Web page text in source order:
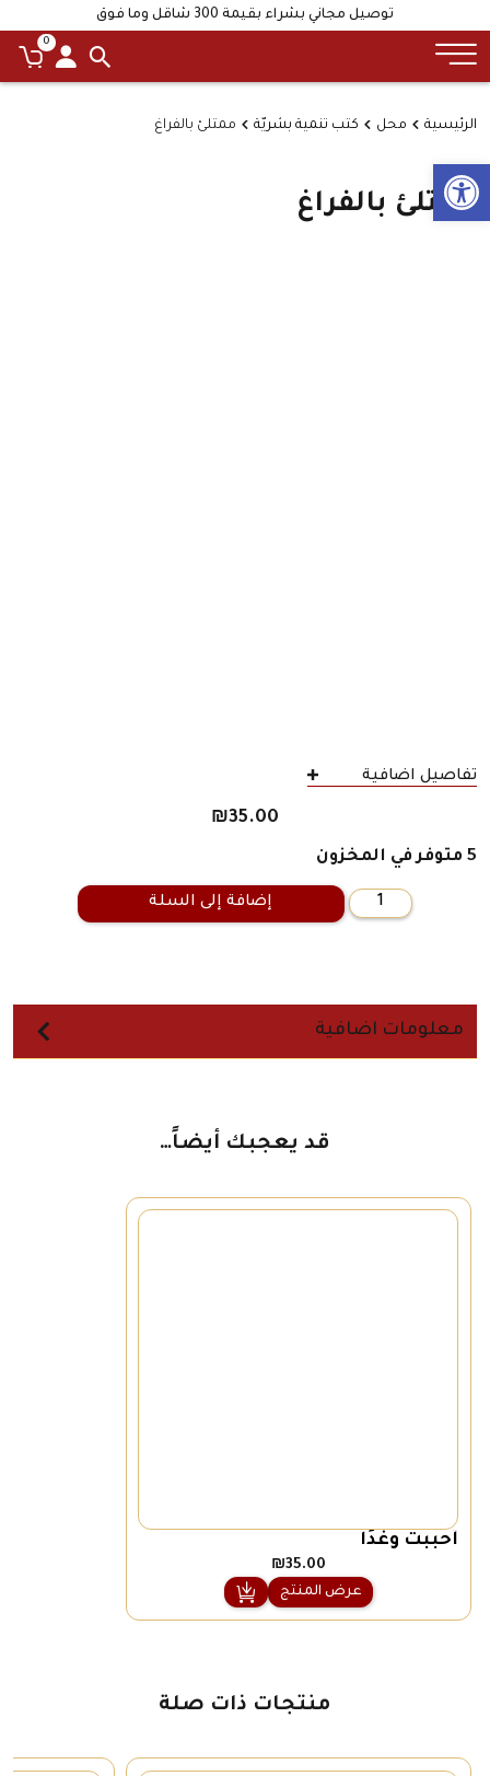
Open toolbar
توصيل مجاني بشراء بقيمة 300 شاقل وما فوق
0
الرئيسية محل كتب تنمية بشريّة ممتلئ بالفراغ
ممتلئ بالفراغ
تفاصيل اضافية
₪35.00
5 متوفر في المخزون
كمية
إضافة إلى السلة
معلومات اضافية
قد يعجبك أيضاً…
أحببت وغدًا
₪35.00
عرض المنتج
منتجات ذات صلة